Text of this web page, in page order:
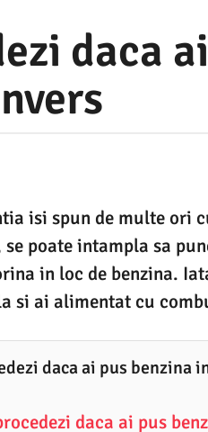
daca
isi spun de multe ori
poate intampla sa
in loc de benzina.
si ai alimentat cu
daca ai pus benzina
daca ai pus